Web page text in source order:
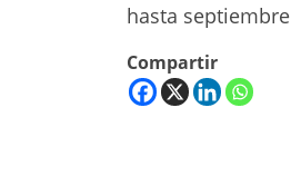
hasta
Compartir